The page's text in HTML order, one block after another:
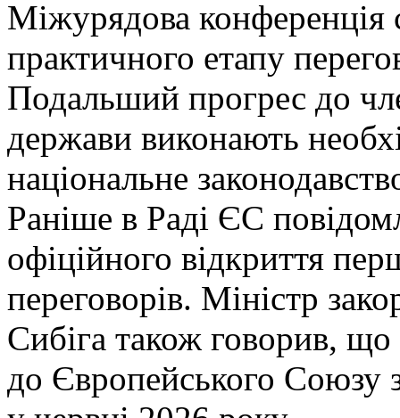
Міжурядова конференція
практичного етапу
Подальший прогрес до
держави виконають
національне
Раніше в Раді ЄС
офіційного відкриття
переговорів. Міністр
Сибіга також говорив,
до Європейського Союзу